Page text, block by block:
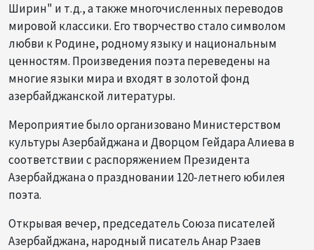
Ширин" и т.д., а также многочисленных переводов
мировой классики. Его творчество стало символом
любви к Родине, родному языку и национальным
ценностям. Произведения поэта переведены на
многие языки мира и входят в золотой фонд
азербайджанской литературы.
Мероприятие было организовано Министерством
культуры Азербайджана и Дворцом Гейдара Алиева в
соответствии с распоряжением Президента
Азербайджана о праздновании 120-летнего юбилея
поэта.
Открывая вечер, председатель Союза писателей
Азербайджана, народный писатель Анар Рзаев